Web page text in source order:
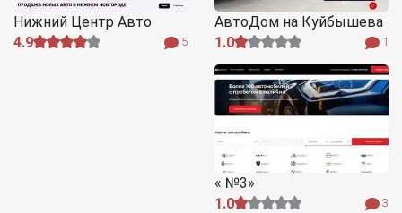
Нижний Центр Авто
4.9
5
АвтоДом на Куйбышева
1.0
1
« №3»
1.0
3